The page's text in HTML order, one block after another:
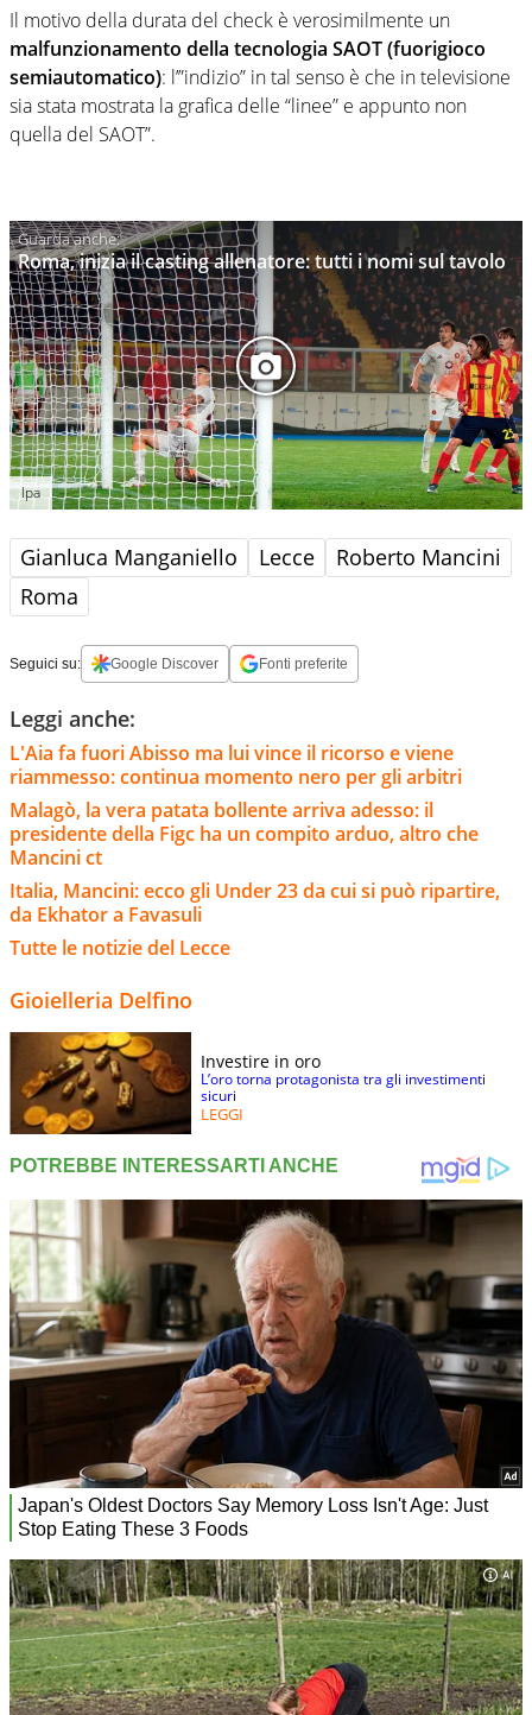
Il motivo della durata del check è verosimilmente un
malfunzionamento della tecnologia SAOT (fuorigioco
semiautomatico): l’”indizio” in tal senso è che in televisione
sia stata mostrata la grafica delle “linee” e appunto non
quella del SAOT”.
Roma, inizia il casting allenatore: tutti i nomi sul tavolo
Ipa
Gianluca Manganiello Lecce
Roberto Mancini
Roma
Seguici su: Google Discover Fonti preferite
Leggi anche:
L'Aia fa fuori Abisso ma lui vince il ricorso e viene
riammesso: continua momento nero per gli arbitri
Malagò, la vera patata bollente arriva adesso: il
presidente della Figc ha un compito arduo, altro che
Mancini ct
Italia, Mancini: ecco gli Under 23 da cui si può ripartire,
da Ekhator a Favasuli
Tutte le notizie del Lecce
Gioielleria Delfino
Investire in oro
L’oro torna protagonista tra gli investimenti
sicuri
LEGGI